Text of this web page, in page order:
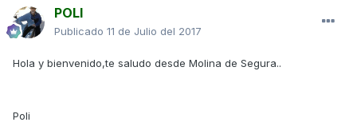
POLI
Publicado 11 de Julio del 2017
Hola y bienvenido,te saludo desde Molina de Segura..
Poli